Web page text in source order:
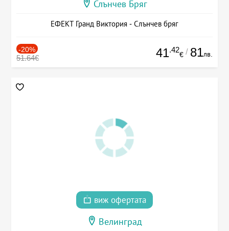
Слънчев Бряг
ЕФЕКТ Гранд Виктория - Слънчев бряг
-20%
51.64€ 41.42
€ / 81лв.
виж офертата
Велинград